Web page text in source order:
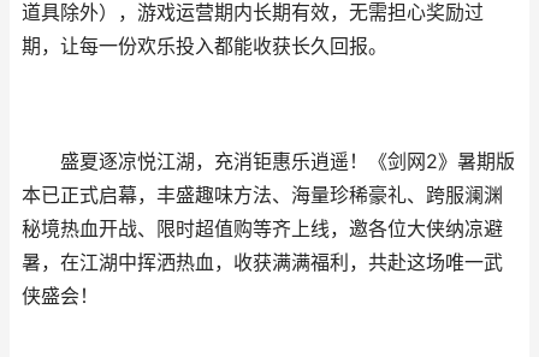
道具除外），游戏运营期内长期有效，无需担心奖励过
期，让每一份欢乐投入都能收获长久回报。
盛夏逐凉悦江湖，充消钜惠乐逍遥！《剑网2》暑期版
本已正式启幕，丰盛趣味方法、海量珍稀豪礼、跨服澜渊
秘境热血开战、限时超值购等齐上线，邀各位大侠纳凉避
暑，在江湖中挥洒热血，收获满满福利，共赴这场唯一武
侠盛会！